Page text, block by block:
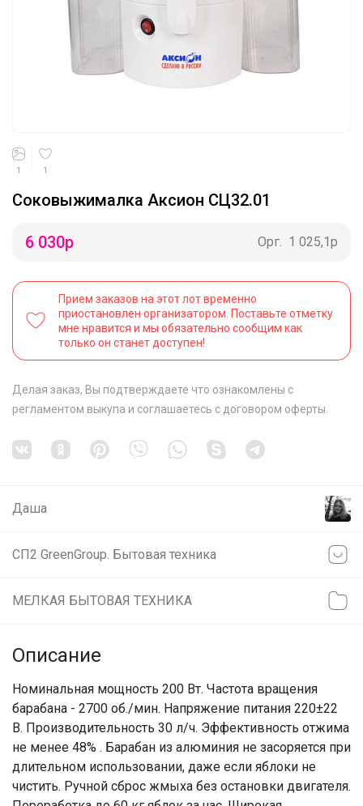
1 1
Соковыжималка Аксион СЦ32.01
6 030р Орг. 1 025,1р
Прием заказов на этот лот временно
приостановлен организатором. Поставьте отметку
мне нравится и мы обязательно сообщим как
только он станет доступен!
Делая заказ, Вы подтверждаете что ознакомлены с
регламентом выкупа и соглашаетесь с договором оферты
Даша
СП2 GreenGroup. Бытовая техника
МЕЛКАЯ БЫТОВАЯ ТЕХНИКА
Описание
Номинальная мощность 200 Вт. Частота вращения
барабана - 2700 об./мин. Напряжение питания 220±22
В. Производительность 30 л/ч. Эффективность отжима
не менее 48% . Барабан из алюминия не засоряется при
длительном использовании, даже если яблоки не
чистить. Ручной сброс жмыха без остановки двигателя.